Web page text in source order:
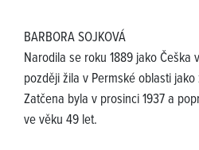
BARBORA SOJKOVÁ
Narodila se roku 1889 jako Češka
později žila v Permské oblasti
Zatčena byla v prosinci 1937 a
ve věku 49 let.